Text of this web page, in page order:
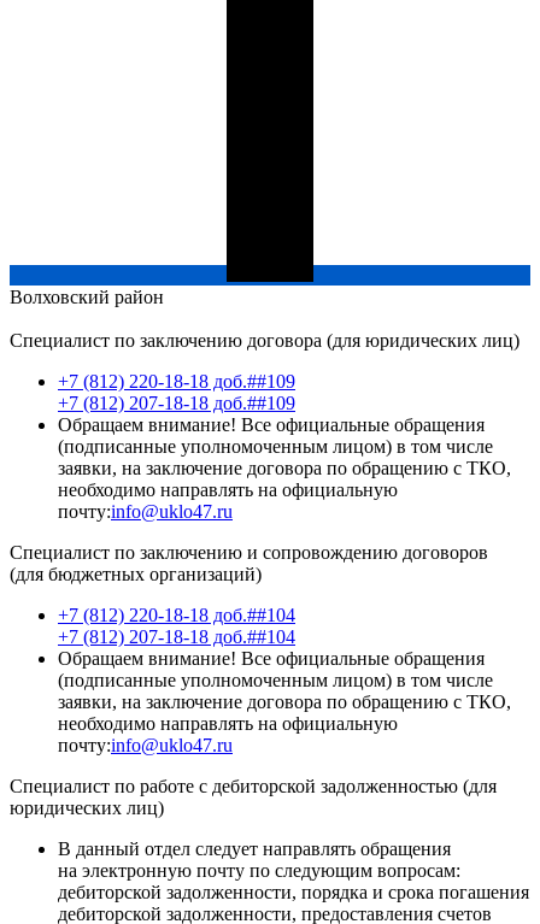
Волховский район
Специалист по заключению договора (для юридических лиц)
+7 (812) 220-18-18 доб.##109
+7 (812) 207-18-18 доб.##109
Обращаем внимание! Все официальные обращения
(подписанные уполномоченным лицом) в том числе
заявки, на заключение договора по обращению с ТКО,
необходимо направлять на официальную
почту:info@uklo47.ru
Специалист по заключению и сопровождению договоров
(для бюджетных организаций)
+7 (812) 220-18-18 доб.##104
+7 (812) 207-18-18 доб.##104
Обращаем внимание! Все официальные обращения
(подписанные уполномоченным лицом) в том числе
заявки, на заключение договора по обращению с ТКО,
необходимо направлять на официальную
почту:info@uklo47.ru
Специалист по работе с дебиторской задолженностью (для
юридических лиц)
В данный отдел следует направлять обращения
на электронную почту по следующим вопросам:
дебиторской задолженности, порядка и срока погашения
дебиторской задолженности, предоставления счетов